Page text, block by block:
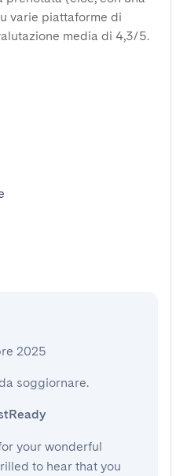
varie piattaforme di
media di 4,3/5.
2025
soggiornare.
your wonderful
to hear that you